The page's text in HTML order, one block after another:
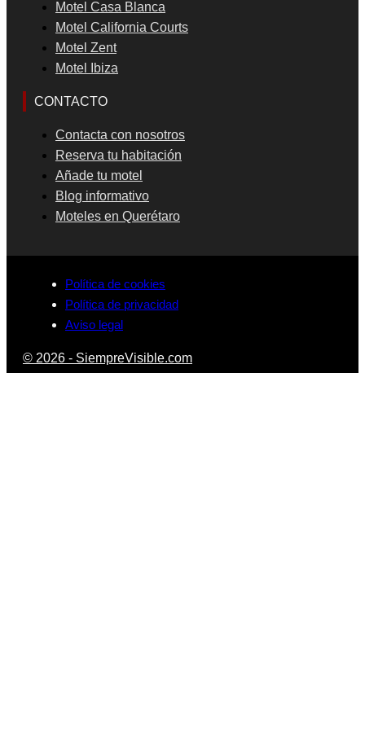
Motel Casa Blanca
Motel California Courts
Motel Zent
Motel Ibiza
CONTACTO
Contacta con nosotros
Reserva tu habitación
Añade tu motel
Blog informativo
Moteles en Querétaro
Política de cookies
Política de privacidad
Aviso legal
© 2026 - SiempreVisible.com